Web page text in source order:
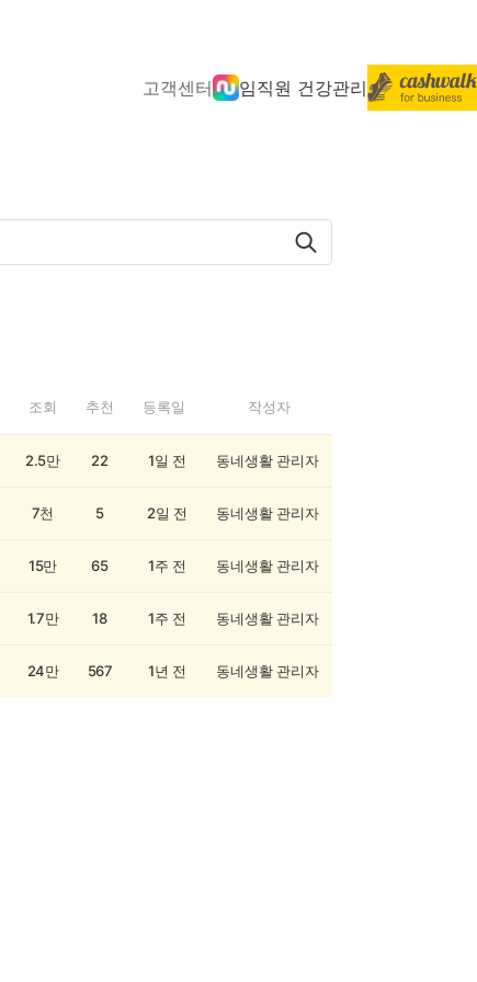
고객센터 임직원 건강관리
조회 추천 등록일 작성자
2.5만 22 1일 전 동네생활 관리자
7천 5 2일 전 동네생활 관리자
15만 65 1주 전 동네생활 관리자
1.7만 18 1주 전 동네생활 관리자
24만 567 1년 전 동네생활 관리자